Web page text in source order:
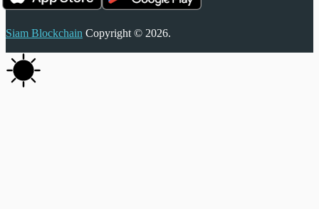
Siam Blockchain Copyright © 2026.